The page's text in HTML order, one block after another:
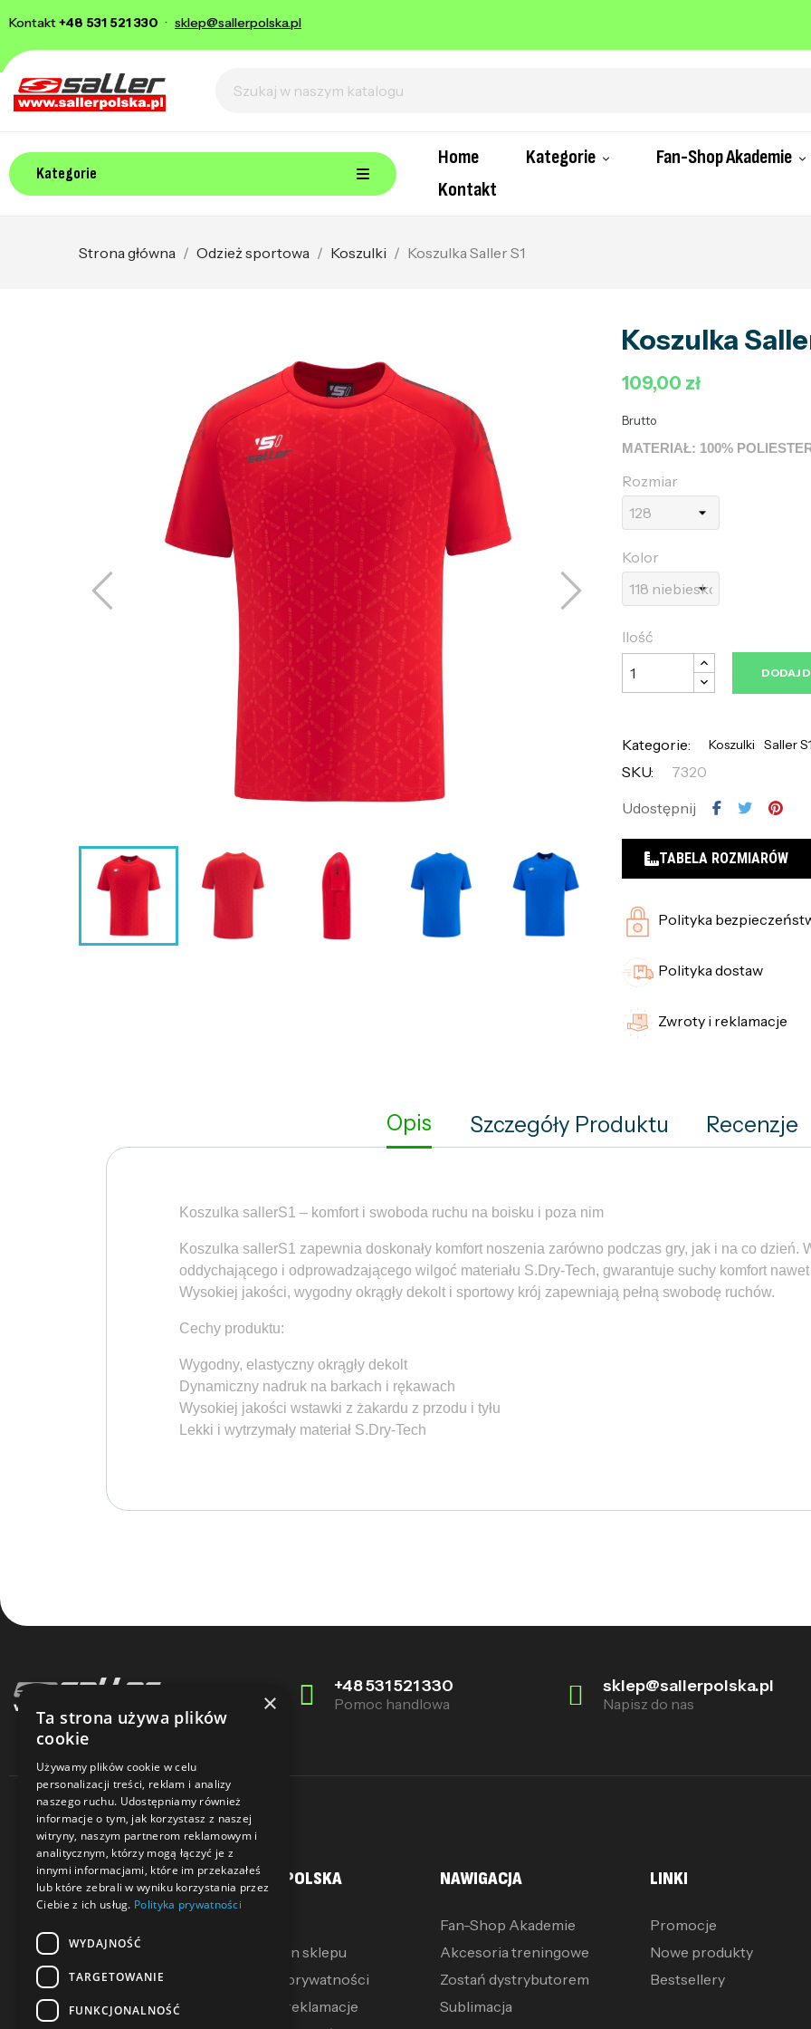
Kontakt+48 531 521 330 · sklep@sallerpolska.pl
Kategorie
Home Kategorie
Fan-Shop Akademie
Kontakt
Strona główna Odzież sportowa Koszulki Koszulka Saller S1
Koszulka
109,00 zł
Brutto
MATERIAŁ: 100%
Rozmiar
Kolor
Ilość
DODAJ
Kategorie: Koszulki Saller
SKU:
7320
Udostępnij
TABELA ROZMIARÓW
Polityka
Polityka dostaw
Zwroty i reklamacje
Opis Szczegóły Produktu Recenzje
Koszulka sallerS1 – komfort i swoboda ruchu na boisku i poza nim
Koszulka sallerS1 zapewnia doskonały komfort noszenia zarówno podczas gry, jak i na co dzień.
oddychającego i odprowadzającego wilgoć materiału S.Dry-Tech, gwarantuje suchy komfort
Wysokiej jakości, wygodny okrągły dekolt i sportowy krój zapewniają pełną swobodę ruchów.
Cechy produktu:
Wygodny, elastyczny okrągły dekolt
Dynamiczny nadruk na barkach i rękawach
Wysokiej jakości wstawki z żakardu z przodu i tyłu
Lekki i wytrzymały materiał S.Dry-Tech
+48 531 521 330
Pomoc handlowa
sklep@sallerpolska.pl
Napisz do nas
MOJE KONTO
Moje pokwitowania
Mój koszyk
SALLER POLSKA
Regulamin sklepu
Polityka prywatności
Zwroty i reklamacje
NAWIGACJA
Fan-Shop Akademie
Akcesoria treningowe
Zostań dystrybutorem
Sublimacja
LINKI
Promocje
Nowe produkty
Bestsellery
×
Ta strona używa plików
cookie
Używamy plików cookie w celu
personalizacji treści, reklam i analizy
naszego ruchu. Udostępniamy również
informacje o tym, jak korzystasz z naszej
witryny, naszym partnerom reklamowym i
analitycznym, którzy mogą łączyć je z
innymi informacjami, które im przekazałeś
lub które zebrali w wyniku korzystania przez
Ciebie z ich usług. Polityka prywatności
WYDAJNOŚĆ
TARGETOWANIE
FUNKCJONALNOŚĆ